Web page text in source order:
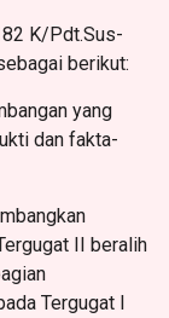
K/Pdt.Sus-
berikut:
yang
dan fakta-
II beralih
Tergugat I